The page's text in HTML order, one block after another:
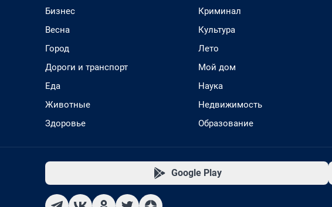
Бизнес
Весна
Город
Дороги и транспорт
Еда
Животные
Здоровье
Криминал
Культура
Лето
Мой дом
Наука
Недвижимость
Образование
Google Play